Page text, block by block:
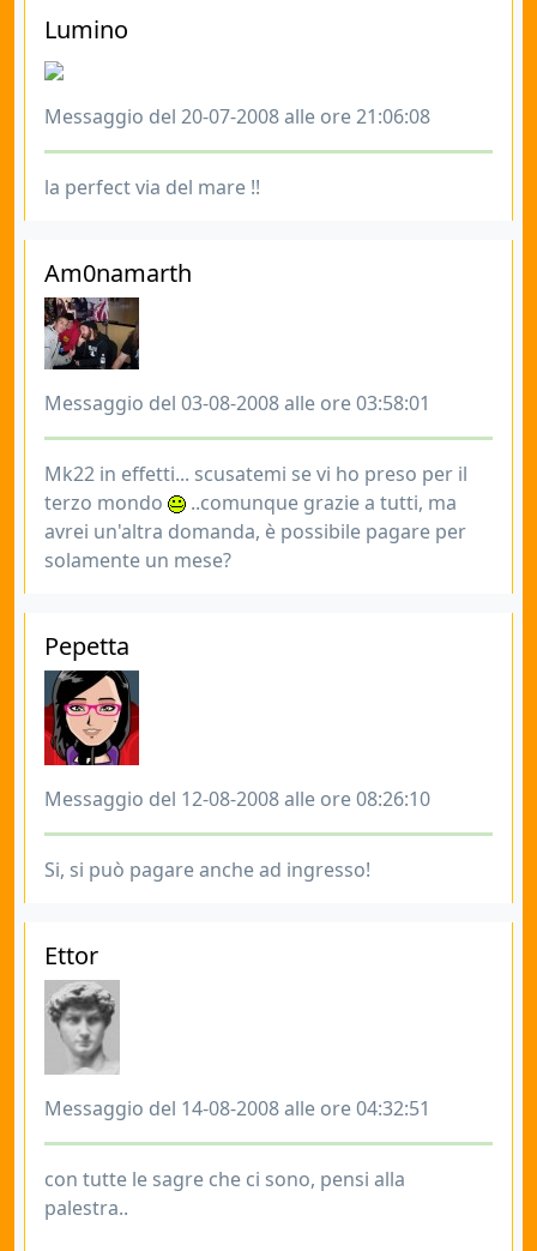
Lumino
Messaggio del 20-07-2008 alle ore 21:06:08
la perfect via del mare !!
Am0namarth
Messaggio del 03-08-2008 alle ore 03:58:01
Mk22 in effetti... scusatemi se vi ho preso per il
terzo mondo
..comunque grazie a tutti, ma
avrei un'altra domanda, è possibile pagare per
solamente un mese?
Pepetta
Messaggio del 12-08-2008 alle ore 08:26:10
Si, si può pagare anche ad ingresso!
Ettor
Messaggio del 14-08-2008 alle ore 04:32:51
con tutte le sagre che ci sono, pensi alla
palestra..